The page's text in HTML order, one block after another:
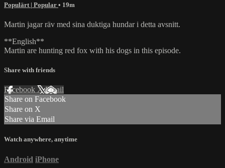
Populärt | Popular • 19m
Martin jagar räv med sina duktiga hundar i detta avsnitt.
**English**
Martin are hunting red fox with his dogs in this episode.
Share with friends
Facebook XEmail
Share on Facebook
Share on X
Share via Email
Watch anywhere, anytime
Android iPhone